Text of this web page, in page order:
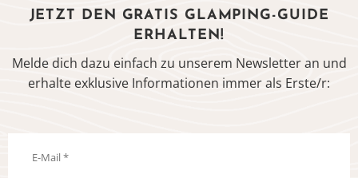
JETZT DEN GRATIS GLAMPING-GUIDE
ERHALTEN!
Melde dich dazu einfach zu unserem Newsletter an und
erhalte exklusive Informationen immer als Erste/r: